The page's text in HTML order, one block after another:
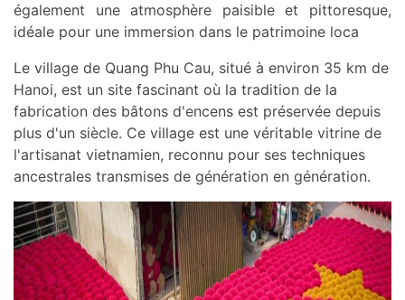
également une atmosphère paisible et pittoresque,
idéale pour une immersion dans le patrimoine loca
Le village de Quang Phu Cau, situé à environ 35 km de
Hanoi, est un site fascinant où la tradition de la
fabrication des bâtons d'encens est préservée depuis
plus d'un siècle. Ce village est une véritable vitrine de
l'artisanat vietnamien, reconnu pour ses techniques
ancestrales transmises de génération en génération.